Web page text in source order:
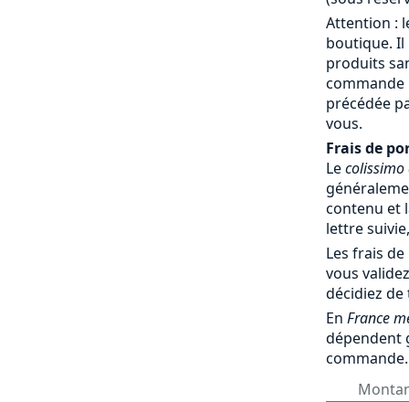
Attention :
boutique. Il
produits
précédée
vous.
Frais de
Lecolissimo
contenu et
lettre
Les frais
vous
décidiez
En France
dépendent
commande.